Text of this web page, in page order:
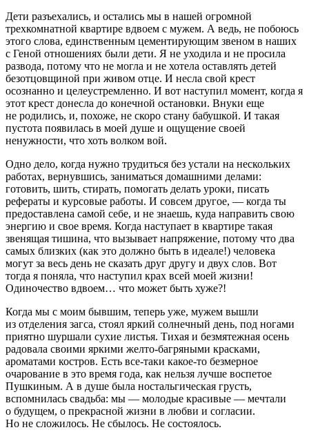
Дети разъехались, и остались мы в нашей огромной
трехкомнатной квартире вдвоем с мужем. А ведь, не побоюсь
этого слова, единственным цементирующим звеном в наших
с Геной отношениях были дети. Я не уходила и не просила
развода, потому что не могла и не хотела оставлять детей
безотцовщиной при живом отце. И несла свой крест
осознанно и целеустремленно. И вот наступил момент, когда я
этот крест донесла до конечной остановки. Внуки еще
не родились, и, похоже, не скоро стану бабушкой. И такая
пустота появилась в моей душе и ощущение своей
ненужности, что хоть волком вой.
Одно дело, когда нужно трудиться без устали на нескольких
работах, вернувшись, заниматься домашними делами:
готовить, шить, стирать, помогать делать уроки, писать
рефераты и курсовые работы. И совсем другое, — когда ты
предоставлена самой себе, и не знаешь, куда направить свою
энергию и свое время. Когда наступает в квартире такая
звенящая тишина, что вызывает напряжение, потому что два
самых близких (как это должно быть в идеале!) человека
могут за весь день не сказать друг другу и двух слов. Вот
тогда я поняла, что наступил крах всей моей жизни!
Одиночество вдвоем… что может быть хуже?!
Когда мы с моим бывшим, теперь уже, мужем вышли
из отделения загса, стоял яркий солнечный день, под ногами
приятно шуршали сухие листья. Тихая и безмятежная осень
радовала своими яркими желто-багряными красками,
ароматами костров. Есть все-таки какое-то безмерное
очарование в это время года, как нельзя лучше воспетое
Пушкиным. А в душе была ностальгическая грусть,
вспомнилась свадьба: мы — молодые красивые — мечтали
о будущем, о прекрасной жизни в любви и согласии.
Но не сложилось. Не сбылось. Не состоялось.